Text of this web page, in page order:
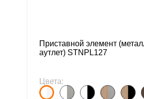
Приставной элемент
аутлет) STNPL127
Цвета: